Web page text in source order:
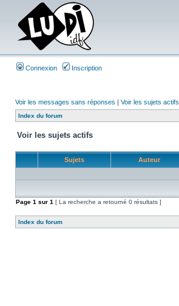
Connexion Inscription
Voir les messages sans réponses | Voir les sujets actifs
Index du forum
Voir les sujets actifs
Sujets Auteur
Page 1 sur 1 [ La recherche a retourné 0 résultats ]
Index du forum